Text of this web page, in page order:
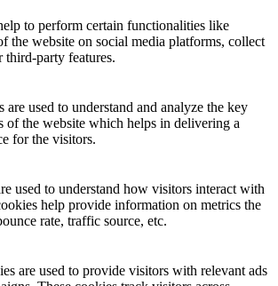
to perform certain functionalities like
the website on social media platforms, collect
third-party features.
are used to understand and analyze the key
of the website which helps in delivering a
for the visitors.
used to understand how visitors interact with
help provide information on metrics the
rate, traffic source, etc.
are used to provide visitors with relevant ads